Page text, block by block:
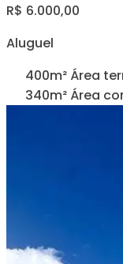
R$ 6.000,00
Aluguel
400m² Área
340m² Área